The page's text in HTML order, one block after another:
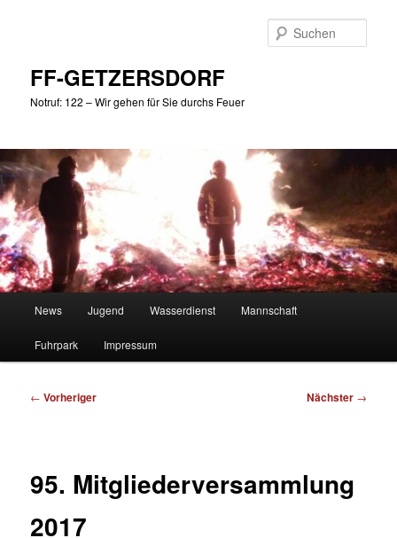
FF-GETZERSDORF
Notruf: 122 – Wir gehen für Sie durchs Feuer
News Jugend Wasserdienst Mannschaft
Fuhrpark Impressum
Beitragsnavigation
← Vorheriger Nächster →
95. Mitgliederversammlung
2017